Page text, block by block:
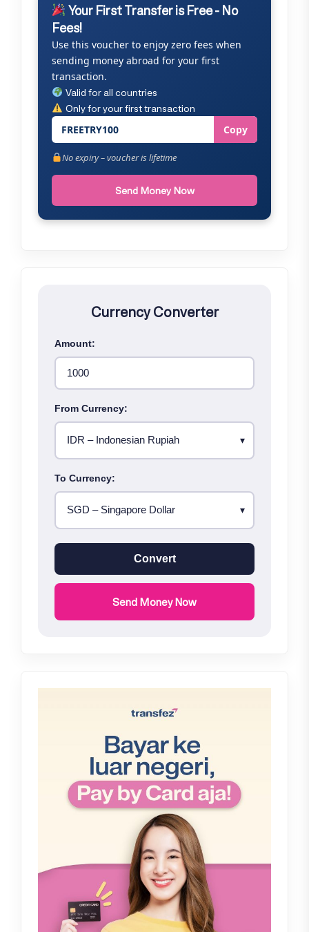
Your First Transfer is Free - No
Fees!
Use this voucher to enjoy zero fees when
sending money abroad for your first
transaction.
Valid for all countries
Only for your first transaction
FREETRY100 Copy
No expiry – voucher is lifetime
Send Money Now
Currency Converter
Amount:
From Currency:
To Currency:
Convert
Send Money Now